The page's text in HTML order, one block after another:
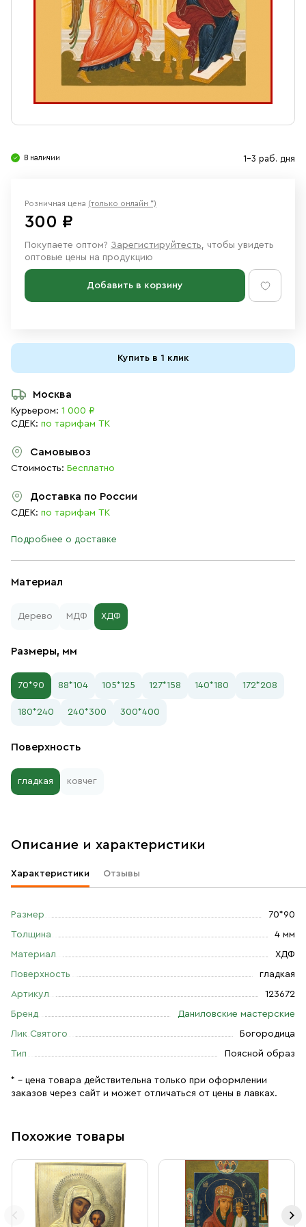
Ювелирные изделия
В наличии 1-3 раб. дня
Материал
Дерево МДФ ХДФ
Размеры, мм
70*90 88*104 105*125 127*158 140*180 172*208
180*240 240*300 300*400
Поверхность
гладкая ковчег
Розничная цена (только онлайн *)
300 ₽
Покупаете оптом? Зарегистируйтесть, чтобы увидеть
оптовые цены на продукцию
Добавить в корзину
Купить в 1 клик
Москва
Курьером: 1 000 ₽
СДЕК: по тарифам ТК
Самовывоз
Стоимость: Бесплатно
Доставка по России
СДЕК: по тарифам ТК
Подробнее о доставке
Описание и характеристики
Характеристики Отзывы
Размер 70*90
Толщина 4 мм
Материал ХДФ
Поверхность гладкая
Артикул 123672
Бренд Даниловские мастерские
Лик Святого Богородица
Тип Поясной образ
* – цена товара действительна только при оформлении
заказов через сайт и может отличаться от цены в лавках.
Похожие товары